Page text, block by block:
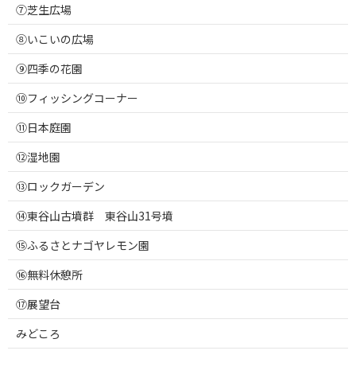
⑦芝生広場
⑧いこいの広場
⑨四季の花園
⑩フィッシングコーナー
⑪日本庭園
⑫湿地園
⑬ロックガーデン
⑭東谷山古墳群 東谷山31号墳
⑮ふるさとナゴヤレモン園
⑯無料休憩所
⑰展望台
みどころ